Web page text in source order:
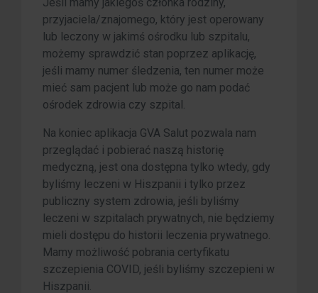
przyjaciela/znajomego, który jest operowany
lub leczony w jakimś ośrodku lub szpitalu,
możemy sprawdzić stan poprzez aplikację,
jeśli mamy numer śledzenia, ten numer może
mieć sam pacjent lub może go nam podać
ośrodek zdrowia czy szpital.
Na koniec aplikacja GVA Salut pozwala nam
przeglądać i pobierać naszą historię
medyczną, jest ona dostępna tylko wtedy, gdy
byliśmy leczeni w Hiszpanii i tylko przez
publiczny system zdrowia, jeśli byliśmy
leczeni w szpitalach prywatnych, nie będziemy
mieli dostępu do historii leczenia prywatnego.
Mamy możliwość pobrania certyfikatu
szczepienia COVID, jeśli byliśmy szczepieni w
Hiszpanii.